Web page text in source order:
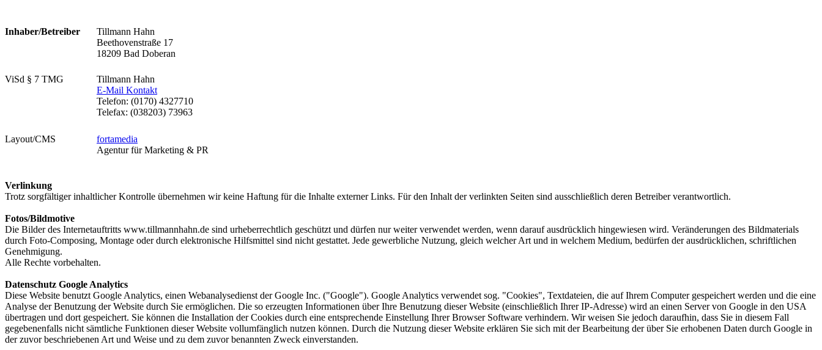
Geheimnisse, die
keine sind.
Ein Potpourri professioneller Rezepte.
Für Liebhaber der einfachen und
Inhaber/Betreiber
Tillmann Hahn
Beethovenstraße 17
18209 Bad Doberan
ViSd § 7 TMG
Tillmann Hahn
E-Mail Kontakt
Telefon: (0170) 4327710
Telefax: (038203) 73963
Layout/CMS
fortamedia
Agentur für Marketing & PR
Verlinkung
Trotz sorgfältiger inhaltlicher Kontrolle übernehmen wir keine Haftung für die Inhalte externer Links. Für den Inhalt der verlinkten Seiten sind ausschließlich deren Betreiber verantwortlich.
Fotos/Bildmotive
Die Bilder des Internetauftritts www.tillmannhahn.de sind urheberrechtlich geschützt und dürfen nur weiter verwendet werden, wenn darauf ausdrücklich hingewiesen wird. Veränderungen des Bildmaterials
durch Foto-Composing, Montage oder durch elektronische Hilfsmittel sind nicht gestattet. Jede gewerbliche Nutzung, gleich welcher Art und in welchem Medium, bedürfen der ausdrücklichen, schriftlichen
Genehmigung.
Alle Rechte vorbehalten.
Datenschutz Google Analytics
Diese Website benutzt Google Analytics, einen Webanalysedienst der Google Inc. ("Google"). Google Analytics verwendet sog. "Cookies", Textdateien, die auf Ihrem Computer gespeichert werden und die eine
Analyse der Benutzung der Website durch Sie ermöglichen. Die so erzeugten Informationen über Ihre Benutzung dieser Website (einschließlich Ihrer IP-Adresse) wird an einen Server von Google in den USA
übertragen und dort gespeichert. Sie können die Installation der Cookies durch eine entsprechende Einstellung Ihrer Browser Software verhindern. Wir weisen Sie jedoch daraufhin, dass Sie in diesem Fall
gegebenenfalls nicht sämtliche Funktionen dieser Website vollumfänglich nutzen können. Durch die Nutzung dieser Website erklären Sie sich mit der Bearbeitung der über Sie erhobenen Daten durch Google in
der zuvor beschriebenen Art und Weise und zu dem zuvor benannten Zweck einverstanden.